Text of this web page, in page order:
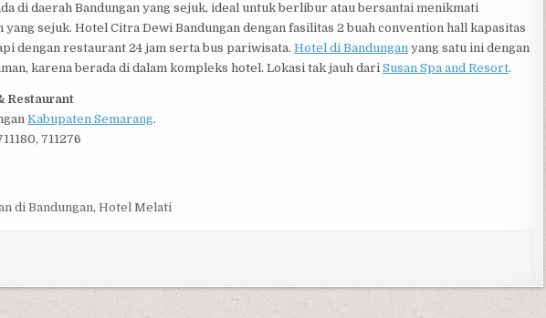
di daerah Bandungan yang sejuk, ideal untuk berlibur atau bersantai menikmati
yang sejuk. Hotel Citra Dewi Bandungan dengan fasilitas 2 buah convention hall kapasitas
dengan restaurant 24 jam serta bus pariwisata. Hotel di Bandungan yang satu ini dengan
karena berada di dalam kompleks hotel. Lokasi tak jauh dari Susan Spa and Resort.
Restaurant
Kabupaten Semarang.
711276
di Bandungan, Hotel Melati